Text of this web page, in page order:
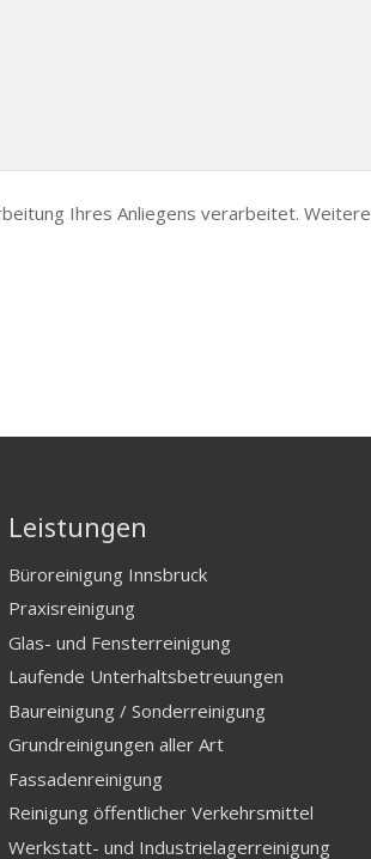
Ihres Anliegens verarbeitet. Weitere
Leistungen
Büroreinigung Innsbruck
Praxisreinigung
Glas- und Fensterreinigung
Laufende Unterhaltsbetreuungen
Baureinigung / Sonderreinigung
Grundreinigungen aller Art
Fassadenreinigung
Reinigung öffentlicher Verkehrsmittel
Werkstatt- und Industrielagerreinigung